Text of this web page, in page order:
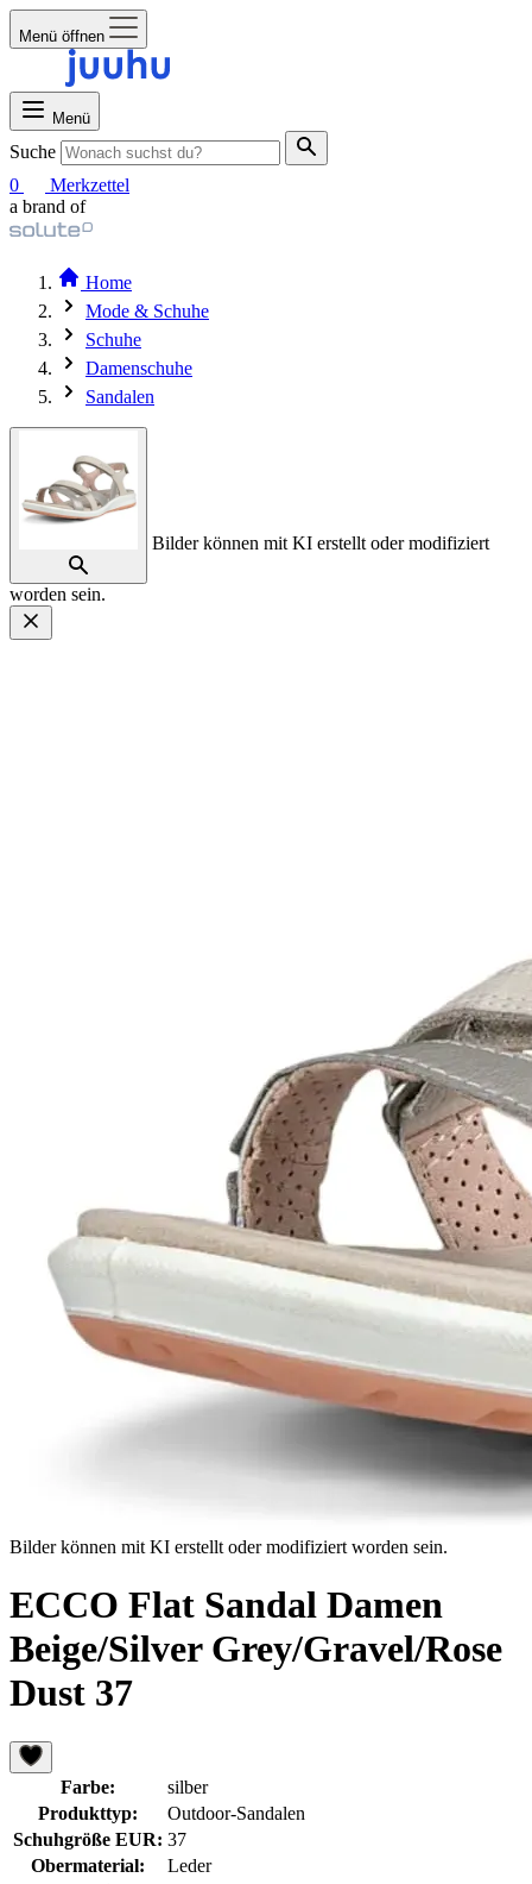
Menü öffnen
Menü
Suche
0
Merkzettel
a brand of
Home
Mode & Schuhe
Schuhe
Damenschuhe
Sandalen
Bilder können mit KI erstellt oder modifiziert
worden sein.
Bilder können mit KI erstellt oder modifiziert worden sein.
ECCO Flat Sandal Damen
Beige/Silver Grey/Gravel/Rose
Dust 37
Farbe:
silber
Produkttyp:
Outdoor-Sandalen
Schuhgröße EUR: 37
Obermaterial:
Leder